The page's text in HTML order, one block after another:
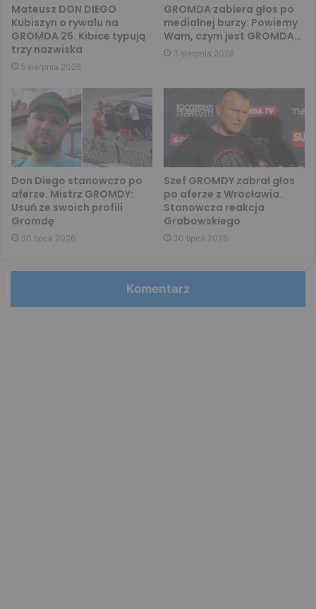
Mateusz DON DIEGO
Kubiszyn o rywalu na
GROMDA 26. Kibice typują
trzy nazwiska
5 sierpnia 2026
GROMDA zabiera głos po
medialnej burzy: Powiemy
Wam, czym jest GROMDA…
3 sierpnia 2026
Don Diego stanowczo po
aferze. Mistrz GROMDY:
Usuń ze swoich profili
Gromdę
30 lipca 2026
Szef GROMDY zabrał głos
po aferze z Wrocławia.
Stanowcza reakcja
Grabowskiego
30 lipca 2026
Komentarz